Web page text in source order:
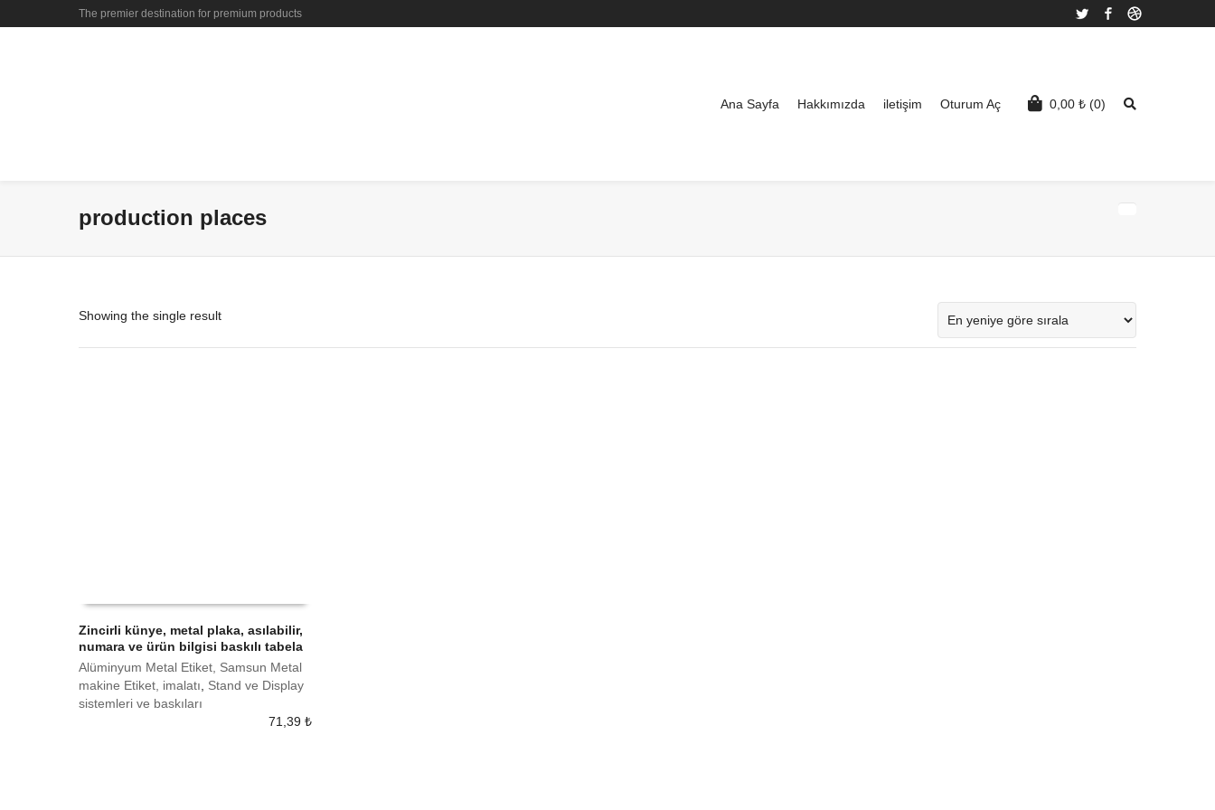
The premier destination for premium products Twitter Facebook
0,00 ₺ (0)
Ana Sayfa Hakkımızda iletişim Oturum Aç
production places
Showing the single result
Zincirli künye, metal plaka, asılabilir,
numara ve ürün bilgisi baskılı tabela
Alüminyum Metal Etiket, Samsun Metal
makine Etiket, imalatı
Stand ve Display
sistemleri ve baskıları
71,39 ₺